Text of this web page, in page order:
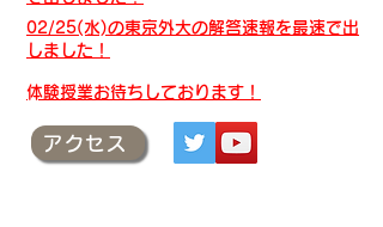
02/25(水)の東京外大の解答速報を最速で出
しました！
​体験授業お待ちしております！
アクセス